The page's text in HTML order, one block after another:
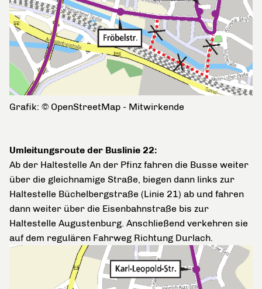
Grafik: © OpenStreetMap - Mitwirkende
Umleitungsroute der Buslinie 22:
Ab der Haltestelle An der Pfinz fahren die Busse weiter
über die gleichnamige Straße, biegen dann links zur
Haltestelle Büchelbergstraße (Linie 21) ab und fahren
dann weiter über die Eisenbahnstraße bis zur
Haltestelle Augustenburg. Anschließend verkehren sie
auf dem regulären Fahrweg Richtung Durlach.